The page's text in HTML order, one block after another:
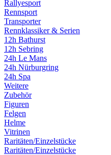
Rallyesport
Rennsport
Transporter
Rennklassiker & Serien
12h Bathurst
12h Sebring
24h Le Mans
24h Nürburgring
24h Spa
Weitere
Zubehör
Figuren
Felgen
Helme
Vitrinen
Raritäten/Einzelstücke
Raritäten/Einzelstücke